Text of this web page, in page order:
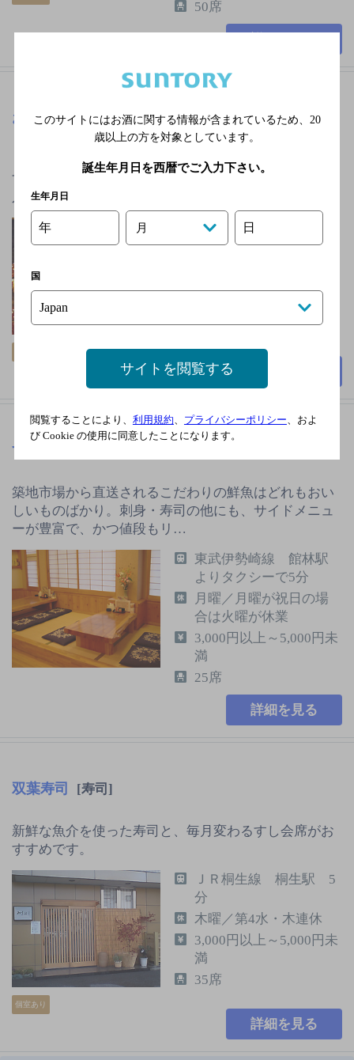
50席
お好み焼き 笑天 [お好み焼き・もんじゃ・鉄板焼]
もんじゃとお好み焼き、各種鉄板焼が楽しめるお店で
す。もんじゃは定番の「明太・もち・チーズ」などが
人気、お好み焼は山和芋と…
ＪＲ両毛線 桐生駅よ
りタクシーで10分
2,000円未満
すし処 ゆきむら
築地市場から直送されるこだわりの鮮魚はどれもおい
しいものばかり。刺身・寿司の他にも、サイドメニュ
ーが豊富で、かつ値段もリ…
東武伊勢崎線 館林駅
よりタクシーで5分
月曜／月曜が祝日の場
合は火曜が休業
3,000円以上～5,000円未
満
25席
詳細を見る
双葉寿司 [寿司]
新鮮な魚介を使った寿司と、毎月変わるすし会席がお
すすめです。
個室あり
ＪＲ桐生線 桐生駅 5
分
木曜／第4水・木連休
3,000円以上～5,000円未
満
35席
詳細を見る
このサイトにはお酒に関する情報が含まれているため、 20
歳以上の方を対象としています。
誕生年月日を西暦でご入力下さい。
生年月日
年 月 日
国
サイトを閲覧する
閲覧することにより、 利用規約 プライバシーポリシー 、およ
び Cookie の使用に同意したことになります。